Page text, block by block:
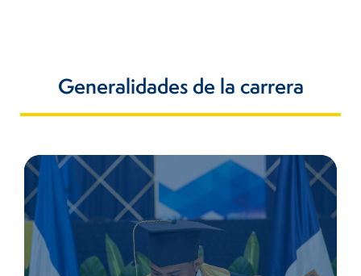
Generalidades de la carrera